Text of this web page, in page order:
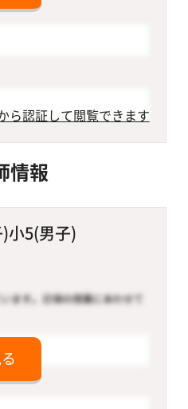
ら認証して閲覧できます
情報
小5(男子)